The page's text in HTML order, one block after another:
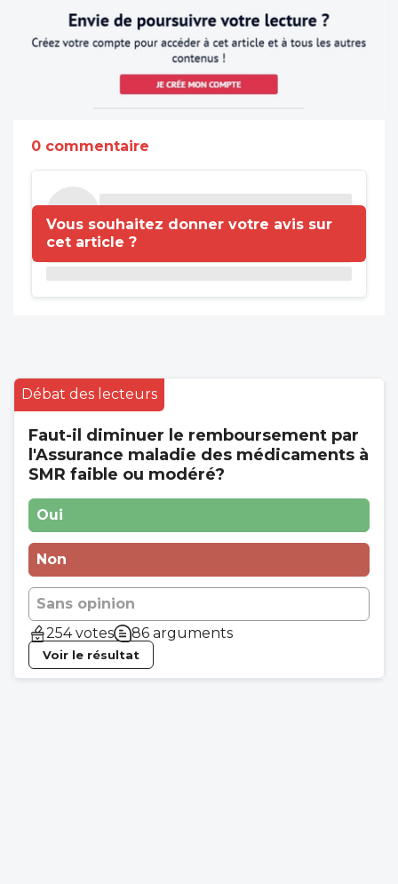
0 commentaire
Vous souhaitez donner votre avis sur
cet article ?
Débat des lecteurs
Faut-il diminuer le remboursement par
l'Assurance maladie des médicaments à
SMR faible ou modéré?
Oui
Non
Sans opinion
254 votes
86 arguments
Voir le résultat